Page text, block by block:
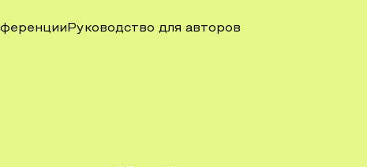
Руководство для авторов